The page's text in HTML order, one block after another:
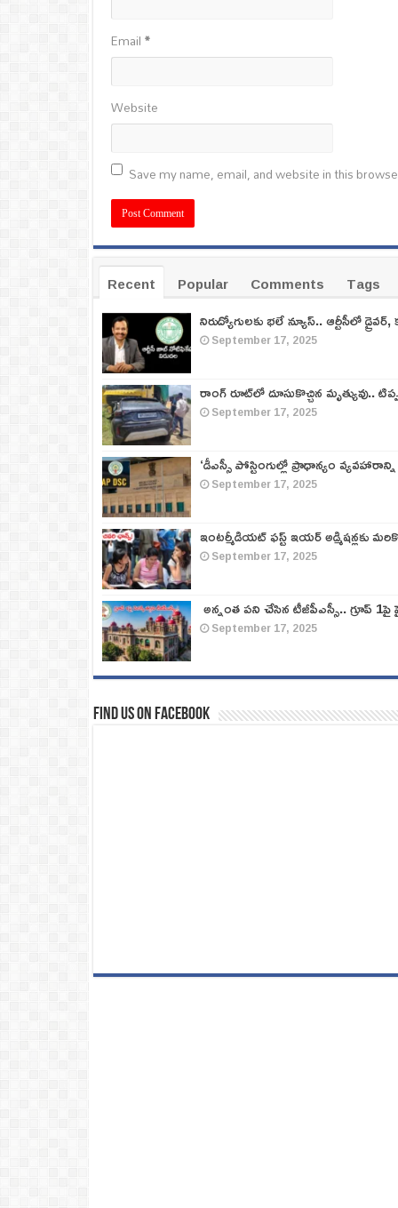
Email*
Website
Save my name, email, and website in this
Recent Popular Comments
Tags
నిరుద్యోగులకు భలే న్యూస్.. ఆర్టీసీలో
September 17, 2025
రాంగ్ రూట్‌లో దూసుకొచ్చిన మృత్యువు..
September 17, 2025
‘డీఎస్సీ పోస్టింగుల్లో ప్రాధాన్యం
September 17, 2025
ఇంటర్మీడియట్ ఫస్ట్‌ ఇయర్‌ అడ్మిషన్లకు
September 17, 2025
అన్నంత పని చేసిన టీజీపీఎస్సీ.. గ్రూప్‌
September 17, 2025
Find us on Facebook